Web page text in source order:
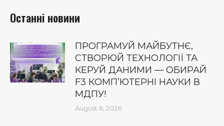
Останні новини
ПРОГРАМУЙ МАЙБУТНЄ,
СТВОРЮЙ ТЕХНОЛОГІЇ ТА
КЕРУЙ ДАНИМИ — ОБИРАЙ
F3 КОМП’ЮТЕРНІ НАУКИ В
МДПУ!
August 6, 2026